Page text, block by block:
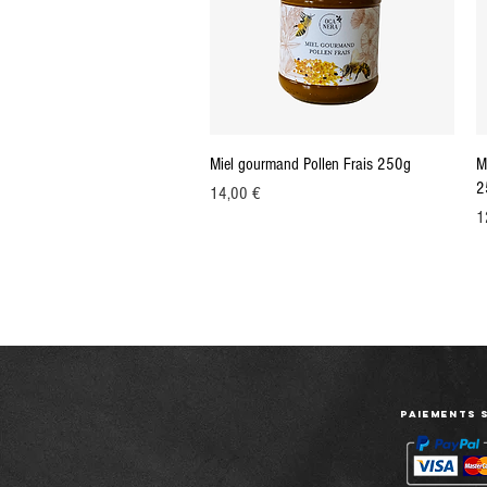
Aperçu rapide
Miel gourmand Pollen Frais 250g
Prix
14,00 €
Paiements